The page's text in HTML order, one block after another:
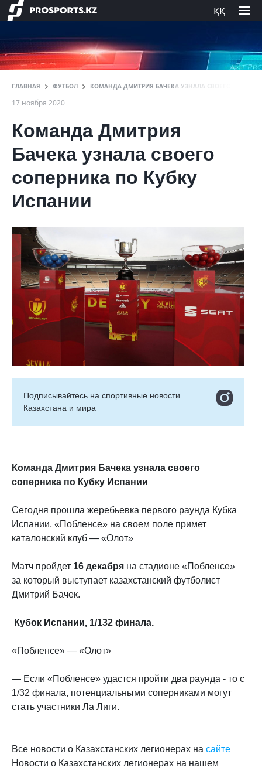
ққ
ГЛАВНАЯ ФУТБОЛ КОМАНДА ДМИТРИЯ БАЧЕКА УЗНАЛА СВОЕГО
17 ноября 2020
Команда Дмитрия
Бачека узнала своего
соперника по Кубку
Испании
Подписывайтесь на cпортивные новости
Казахстана и мира
Команда Дмитрия Бачека узнала своего
соперника по Кубку Испании
Сегодня прошла жеребьевка первого раунда Кубка
Испании, «Побленсе» на своем поле примет
каталонский клуб — «Олот»
Матч пройдет 16 декабря на стадионе «Побленсе»
за который выступает казахстанский футболист
Дмитрий Бачек.
Кубок Испании, 1/132 финала.
«Побленсе» — «Олот»
— Если «Побленсе» удастся пройти два раунда - то с
1/32 финала, потенциальными соперниками могут
стать участники Ла Лиги.
Все новости о Казахстанских легионерах на сайте
Новости о Казахстанских легионерах на нашем